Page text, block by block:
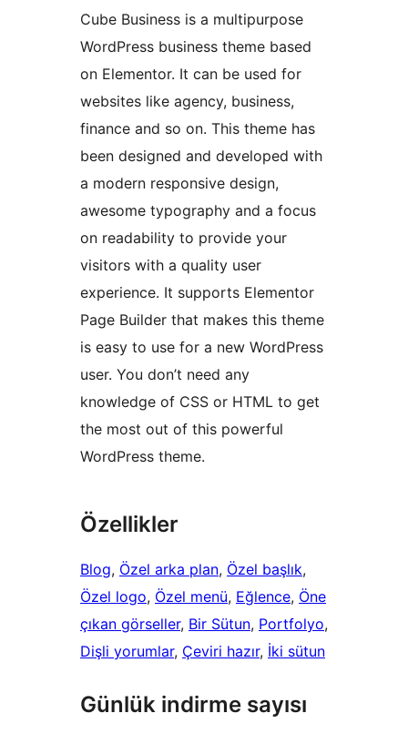
Cube Business is a multipurpose
WordPress business theme based
on Elementor. It can be used for
websites like agency, business,
finance and so on. This theme has
been designed and developed with
a modern responsive design,
awesome typography and a focus
on readability to provide your
visitors with a quality user
experience. It supports Elementor
Page Builder that makes this theme
is easy to use for a new WordPress
user. You don’t need any
knowledge of CSS or HTML to get
the most out of this powerful
WordPress theme.
Özellikler
Blog, Özel arka plan, Özel başlık
Özel logo, Özel menü, Eğlence, Öne
çıkan görseller, Bir Sütun, Portfolyo
Dişli yorumlar, Çeviri hazır, İki sütun
Günlük indirme sayısı